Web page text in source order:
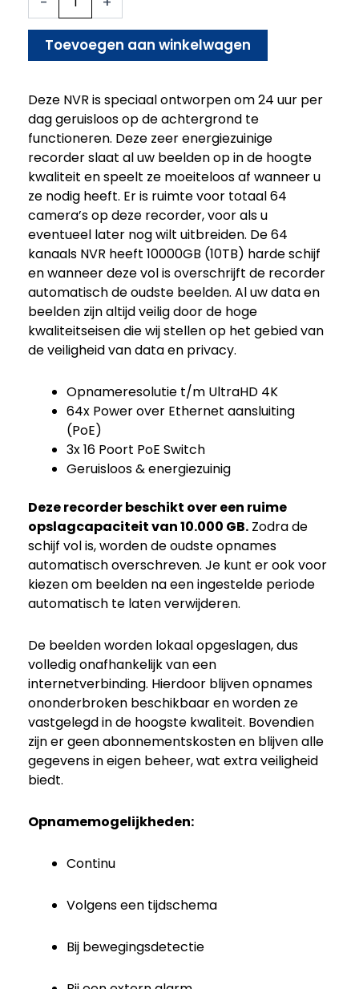
10TB
Toevoegen aan winkelwagen
Deze NVR is speciaal ontworpen om 24 uur per
dag geruisloos op de achtergrond te
functioneren. Deze zeer energiezuinige
recorder slaat al uw beelden op in de hoogte
kwaliteit en speelt ze moeiteloos af wanneer u
ze nodig heeft. Er is ruimte voor totaal 64
camera’s op deze recorder, voor als u
eventueel later nog wilt uitbreiden. De 64
kanaals NVR heeft 10000GB (10TB) harde schijf
en wanneer deze vol is overschrijft de recorder
automatisch de oudste beelden. Al uw data en
beelden zijn altijd veilig door de hoge
kwaliteitseisen die wij stellen op het gebied van
de veiligheid van data en privacy.
Opnameresolutie t/m UltraHD 4K
64x Power over Ethernet aansluiting
(PoE)
3x 16 Poort PoE Switch
Geruisloos & energiezuinig
Deze recorder beschikt over een ruime
opslagcapaciteit van 10.000 GB. Zodra de
schijf vol is, worden de oudste opnames
automatisch overschreven. Je kunt er ook voor
kiezen om beelden na een ingestelde periode
automatisch te laten verwijderen.
De beelden worden lokaal opgeslagen, dus
volledig onafhankelijk van een
internetverbinding. Hierdoor blijven opnames
ononderbroken beschikbaar en worden ze
vastgelegd in de hoogste kwaliteit. Bovendien
zijn er geen abonnementskosten en blijven alle
gegevens in eigen beheer, wat extra veiligheid
biedt.
Opnamemogelijkheden:
Continu
Volgens een tijdschema
Bij bewegingsdetectie